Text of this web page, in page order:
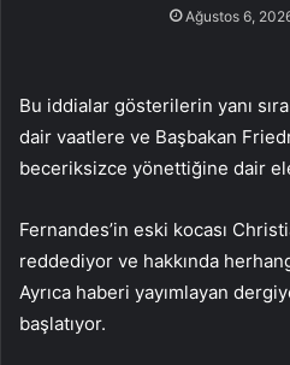
Ağustos 6,
Bu iddialar gösterilerin yanı sıra
dair vaatlere ve Başbakan
beceriksizce yönettiğine dair
Fernandes’in eski kocası
reddediyor ve hakkında
Ayrıca haberi yayımlayan
başlatıyor.